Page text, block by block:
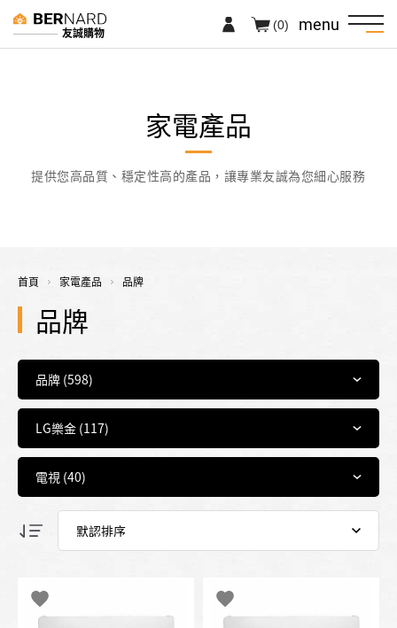
友誠購物 menu
(0)
家電產品
提供您高品質、穩定性高的產品，讓專業友誠為您細心服務
首頁 家電產品 品牌
品牌